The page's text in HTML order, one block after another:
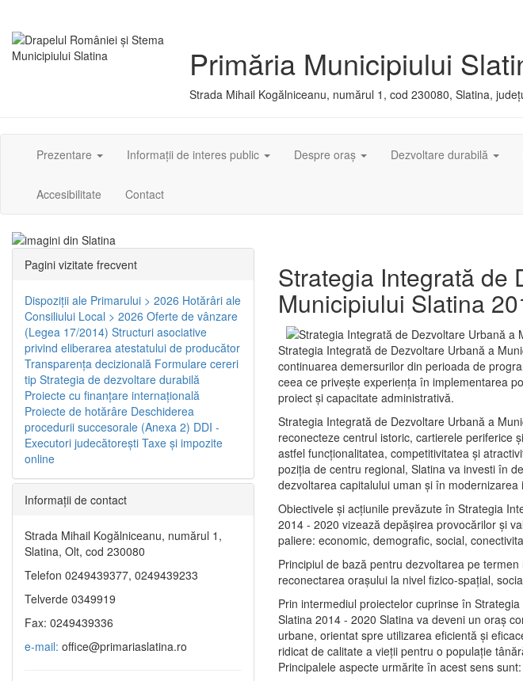
Primăria Municipiului
Strada Mihail Kogălniceanu, numărul 1, cod 230080, Slatina,
Prezentare Informații de interes public Despre oraș Dezvoltare durabilă
Accesibilitate Contact
Strategia Integrată de
Municipiului Slatina
Strategia Integrată de Dezvoltare Urbană a
continuarea demersurilor din perioada de
ceea ce priveşte experienţa în implementarea
proiect și capacitate administrativă.
Strategia Integrată de Dezvoltare Urbană a
reconecteze centrul istoric, cartierele periferice
astfel funcţionalitatea, competitivitatea şi
poziţia de centru regional, Slatina va investi în
dezvoltarea capitalului uman şi în
Obiectivele şi acţiunile prevăzute în Strategia
2014 - 2020 vizează depășirea provocărilor şi
paliere: economic, demografic, social,
Principiul de bază pentru dezvoltarea pe
reconectarea oraşului la nivel fizico-spaţial,
Prin intermediul proiectelor cuprinse în
Slatina 2014 - 2020 Slatina va deveni un oraş
urbane, orientat spre utilizarea eficientă şi
ridicat de calitate a vieţii pentru o populaţie
Principalele aspecte urmărite în acest sens sunt:
Pagini vizitate frecvent
Dispoziţii ale Primarului > 2026 Hotărâri ale
Consiliului Local > 2026 Oferte de vânzare
(Legea 17/2014) Structuri asociative
privind eliberarea atestatului de producător
Transparenţa decizională Formulare cereri
tip Strategia de dezvoltare durabilă
Proiecte cu finanţare internaţională
Proiecte de hotărâre Deschiderea
procedurii succesorale (Anexa 2) DDI -
Executori judecătorești Taxe şi impozite
online
Informaţii de contact
Strada Mihail Kogălniceanu, numărul 1,
Slatina, Olt, cod 230080
Telefon 0249439377, 0249439233
Telverde 0349919
Fax: 0249439336
e-mail: office@primariaslatina.ro